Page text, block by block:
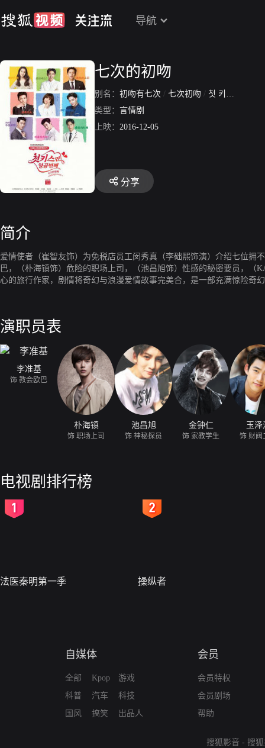
导航
七次的初吻
别名： 初吻有七次 / 七次初吻 / 첫 키스만 일곱 번째
类型： 言情剧
上映： 2016-12-05
分享
简介
爱情使者（崔智友饰）为免税店员工闵秀真（李础熙饰演）介绍七位拥
巴，（朴海镇饰）危险的职场上司，（池昌旭饰）性感的秘密要员，
心的旅行作家，剧情将奇幻与浪漫爱情故事完美合，是一部充满惊险奇
演职员表
李准基
饰 教会欧巴
朴海镇
饰 职场上司
池昌旭
饰 神秘探员
金钟仁
饰 家教学生
玉泽
饰 财阀
电视剧排行榜
法医秦明第一季 操纵者
自媒体
全部
科普
国风
Kpop
汽车
搞笑
游戏
科技
出品人
会员
会员特权
会员剧场
帮助
搜狐影音 - 搜